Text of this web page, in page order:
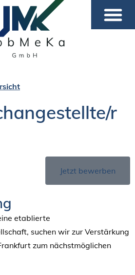
r
Jetzt bewerben
etablierte
suchen wir zur Verstärkung
zum nächstmöglichen